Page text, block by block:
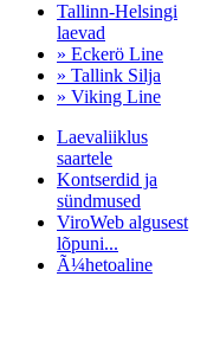
Tallinn-Helsingi
laevad
» Eckerö Line
» Tallink Silja
» Viking Line
Laevaliiklus
saartele
Kontserdid ja
sündmused
ViroWeb algusest
lõpuni...
Ã¼hetoaline